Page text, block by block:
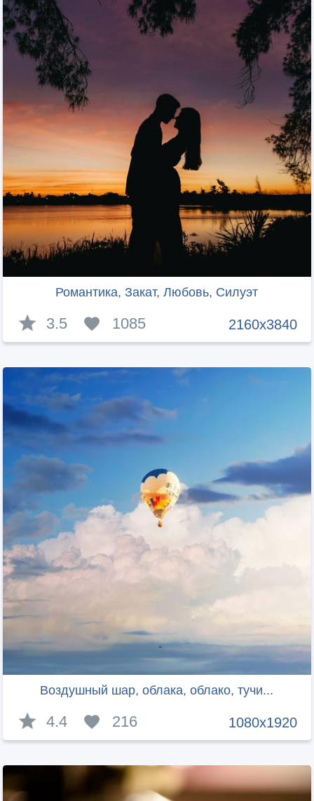
Романтика, Закат, Любовь, Силуэт
2160x3840
3.5 1085
Воздушный шар, облака, облако, тучи...
1080x1920
4.4 216